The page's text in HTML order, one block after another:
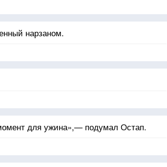
нарзаном.
для ужина»,— подумал Остап.